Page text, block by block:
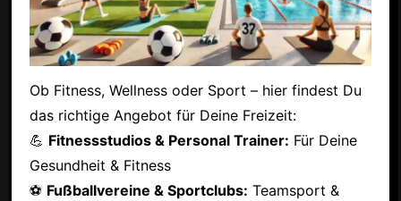
Ob Fitness, Wellness oder Sport – hier findest Du
das richtige Angebot für Deine Freizeit:
💪 Fitnessstudios & Personal Trainer: Für Deine
Gesundheit & Fitness
⚽ Fußballvereine & Sportclubs: Teamsport &